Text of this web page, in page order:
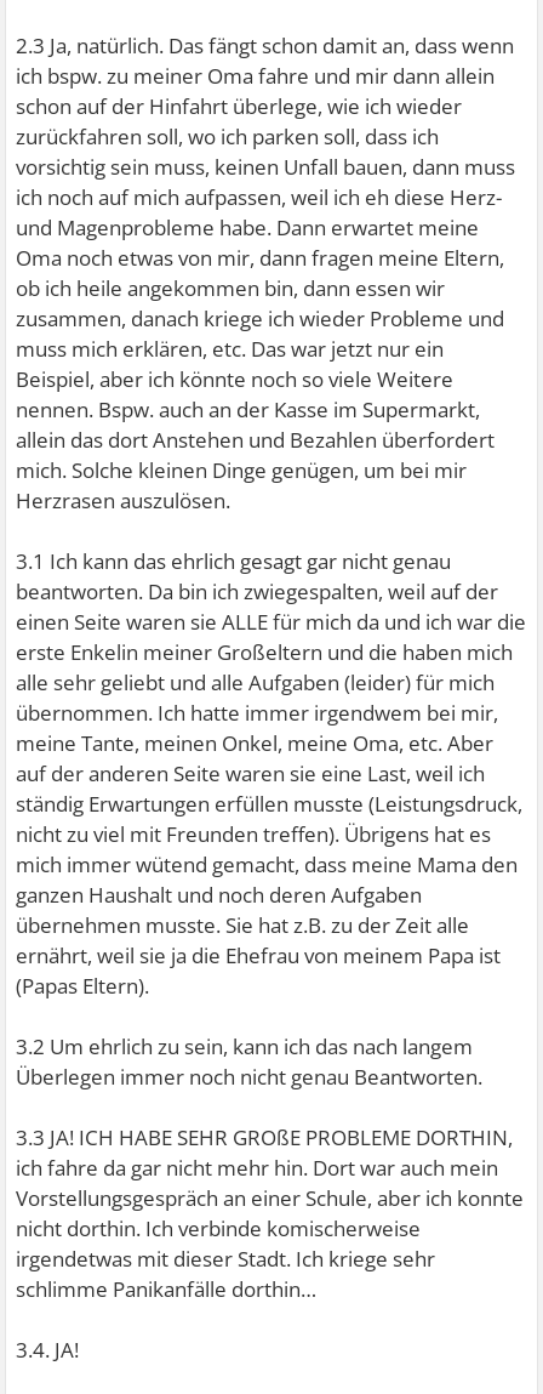
2.3 Ja, natürlich. Das fängt schon damit an, dass wenn
ich bspw. zu meiner Oma fahre und mir dann allein
schon auf der Hinfahrt überlege, wie ich wieder
zurückfahren soll, wo ich parken soll, dass ich
vorsichtig sein muss, keinen Unfall bauen, dann muss
ich noch auf mich aufpassen, weil ich eh diese Herz-
und Magenprobleme habe. Dann erwartet meine
Oma noch etwas von mir, dann fragen meine Eltern,
ob ich heile angekommen bin, dann essen wir
zusammen, danach kriege ich wieder Probleme und
muss mich erklären, etc. Das war jetzt nur ein
Beispiel, aber ich könnte noch so viele Weitere
nennen. Bspw. auch an der Kasse im Supermarkt,
allein das dort Anstehen und Bezahlen überfordert
mich. Solche kleinen Dinge genügen, um bei mir
Herzrasen auszulösen.
3.1 Ich kann das ehrlich gesagt gar nicht genau
beantworten. Da bin ich zwiegespalten, weil auf der
einen Seite waren sie ALLE für mich da und ich war die
erste Enkelin meiner Großeltern und die haben mich
alle sehr geliebt und alle Aufgaben (leider) für mich
übernommen. Ich hatte immer irgendwem bei mir,
meine Tante, meinen Onkel, meine Oma, etc. Aber
auf der anderen Seite waren sie eine Last, weil ich
ständig Erwartungen erfüllen musste (Leistungsdruck,
nicht zu viel mit Freunden treffen). Übrigens hat es
mich immer wütend gemacht, dass meine Mama den
ganzen Haushalt und noch deren Aufgaben
übernehmen musste. Sie hat z.B. zu der Zeit alle
ernährt, weil sie ja die Ehefrau von meinem Papa ist
(Papas Eltern).
3.2 Um ehrlich zu sein, kann ich das nach langem
Überlegen immer noch nicht genau Beantworten.
3.3 JA! ICH HABE SEHR GROßE PROBLEME DORTHIN,
ich fahre da gar nicht mehr hin. Dort war auch mein
Vorstellungsgespräch an einer Schule, aber ich konnte
nicht dorthin. Ich verbinde komischerweise
irgendetwas mit dieser Stadt. Ich kriege sehr
schlimme Panikanfälle dorthin…
3.4. JA!